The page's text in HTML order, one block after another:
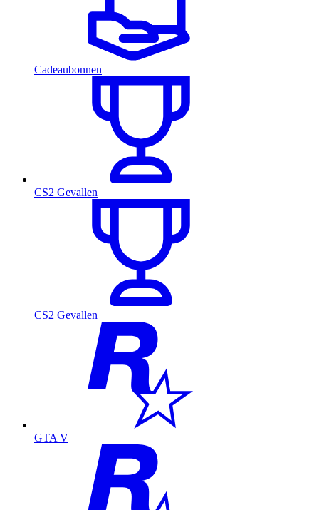
Cadeaubonnen
CS2 Gevallen
CS2 Gevallen
GTA V